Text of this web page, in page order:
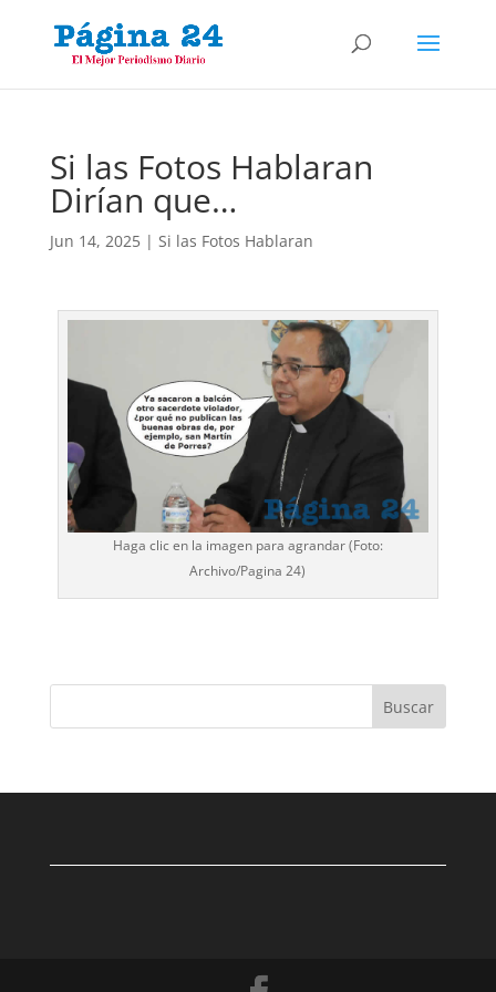
Si las Fotos Hablaran
Dirían que…
Jun 14, 2025| Si las Fotos Hablaran
Haga clic en la imagen para agrandar (Foto:
Archivo/Pagina 24)
Buscar